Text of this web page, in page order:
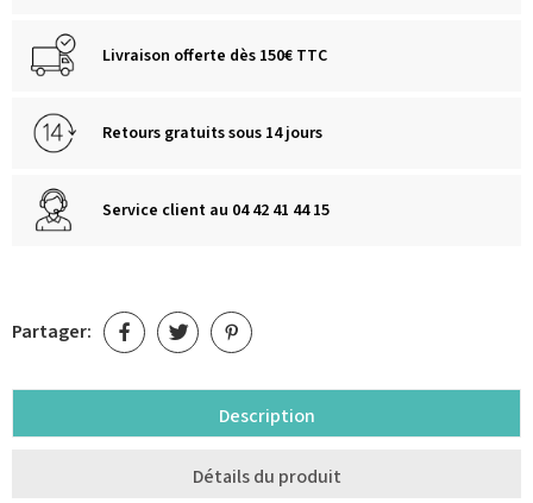
Livraison offerte dès 150€ TTC
Retours gratuits sous 14 jours
Service client au 04 42 41 44 15
Partager:
Description
Détails du produit